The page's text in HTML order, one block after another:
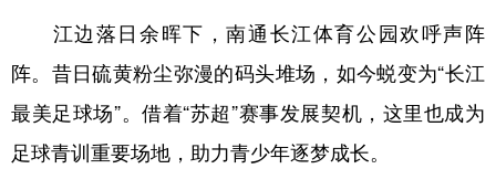
江边落日余晖下，南通长江体育公园欢呼声阵
阵。昔日硫黄粉尘弥漫的码头堆场，如今蜕变为“长江
最美足球场”。借着“苏超”赛事发展契机，这里也成为
足球青训重要场地，助力青少年逐梦成长。